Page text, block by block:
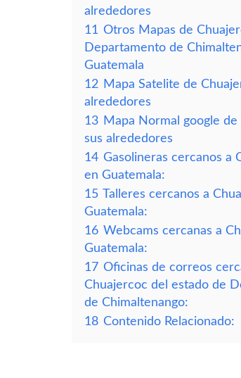
alrededores
11 Otros Mapas de
Departamento de
Guatemala
12 Mapa Satelite de
alrededores
13 Mapa Normal google
sus alrededores
14 Gasolineras cercanos a
en Guatemala:
15 Talleres cercanos a
Guatemala:
16 Webcams cercanas a
Guatemala:
17 Oficinas de correos
Chuajercoc del estado de
de Chimaltenango:
18 Contenido Relacionado: